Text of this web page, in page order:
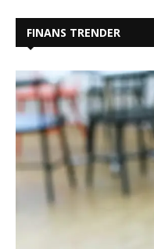
FINANS TRENDER